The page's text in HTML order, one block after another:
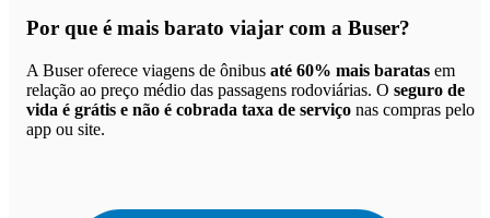
Por que é mais barato viajar com a Buser?
A Buser oferece viagens de ônibus até 60% mais baratas em
relação ao preço médio das passagens rodoviárias. O seguro de
vida é grátis e não é cobrada taxa de serviço nas compras pelo
app ou site.